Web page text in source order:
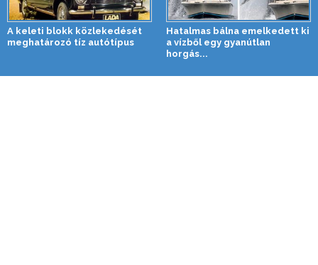
A keleti blokk közlekedését
meghatározó tíz autótípus
Hatalmas bálna emelkedett ki
a vízből egy gyanútlan
horgás...